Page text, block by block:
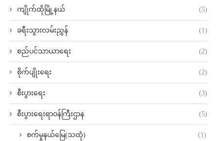
ကျိုက်ထိုမြို့နယ် (5)
ခရီးသွားလမ်းညွှန် (1)
စည်ပင်သာယာရေး (2)
စိုက်ပျိုးရေး (2)
စီးပွားရေး (3)
စီးပွားရေးရာဝန်ကြီးဌာန (5)
စက်မှုနယ်မြေ(သထုံ) (1)